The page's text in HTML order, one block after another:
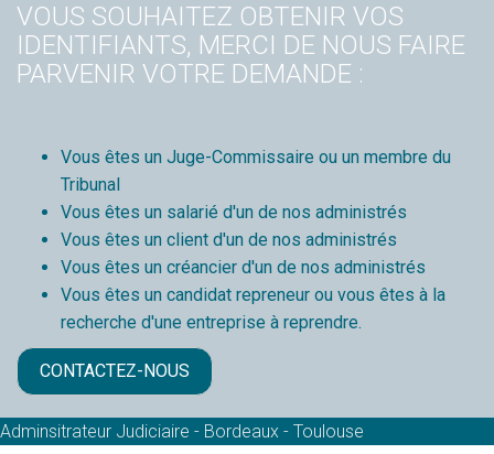
VOUS SOUHAITEZ OBTENIR VOS
IDENTIFIANTS, MERCI DE NOUS FAIRE
PARVENIR VOTRE DEMANDE :
Vous êtes un Juge-Commissaire ou un membre du
Tribunal
Vous êtes un salarié d'un de nos administrés
Vous êtes un client d'un de nos administrés
Vous êtes un créancier d'un de nos administrés
Vous êtes un candidat repreneur ou vous êtes à la
recherche d'une entreprise à reprendre.
CONTACTEZ-NOUS
Adminsitrateur Judiciaire - Bordeaux - Toulouse